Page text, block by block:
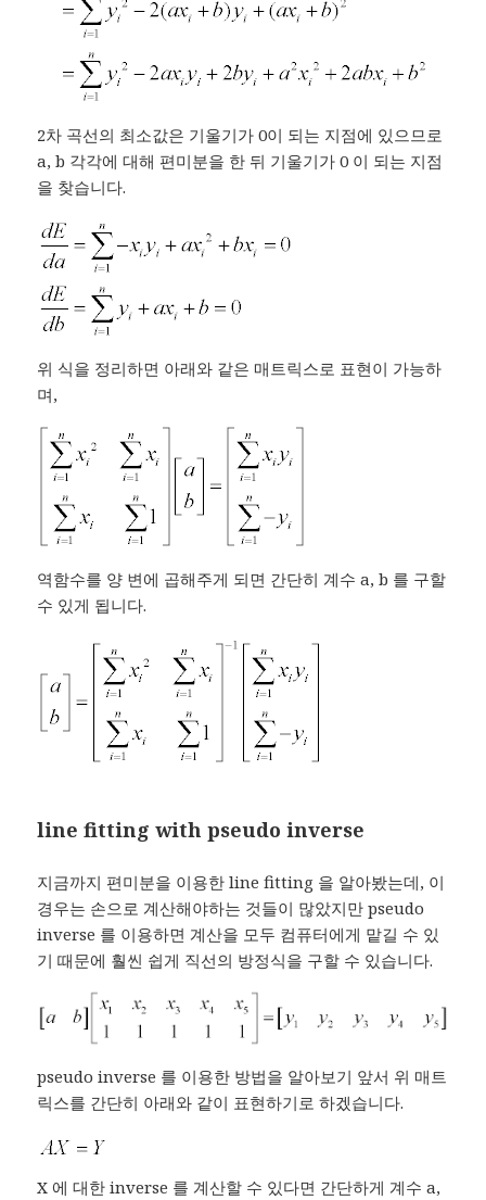
2차 곡선의 최소값은 기울기가 0이 되는 지점에 있으므로
a, b 각각에 대해 편미분을 한 뒤 기울기가 0 이 되는 지점
을 찾습니다.
위 식을 정리하면 아래와 같은 매트릭스로 표현이 가능하
며,
역함수를 양 변에 곱해주게 되면 간단히 계수 a, b 를 구할
수 있게 됩니다.
line fitting with pseudo inverse
지금까지 편미분을 이용한 line fitting 을 알아봤는데, 이
경우는 손으로 계산해야하는 것들이 많았지만 pseudo
inverse 를 이용하면 계산을 모두 컴퓨터에게 맡길 수 있
기 때문에 훨씬 쉽게 직선의 방정식을 구할 수 있습니다.
pseudo inverse 를 이용한 방법을 알아보기 앞서 위 매트
릭스를 간단히 아래와 같이 표현하기로 하겠습니다.
X 에 대한 inverse 를 계산할 수 있다면 간단하게 계수 a,